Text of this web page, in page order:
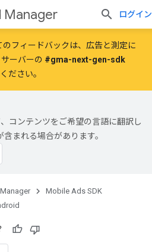
Manager ログイン
のフィードバックは、広告と測定に
ーバーの #gma-next-gen-sdk
ださい。
コンテンツをご希望の言語に翻訳し
まれる場合があります。
Mobile Ads SDK